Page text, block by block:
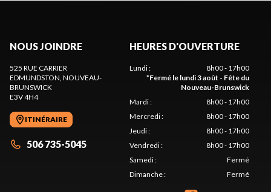
NOUS JOINDRE
525 RUE CARRIER
EDMUNDSTON , NOUVEAU-
BRUNSWICK
E3V 4H4
ITINÉRAIRE
506 735-5045
HEURES D'OUVERTURE
Lundi:
8h00 - 17h00
*Fermé le lundi 3 août - Fête du
Nouveau-Brunswick
Mardi:
8h00 - 17h00
Mercredi:
8h00 - 17h00
Jeudi:
8h00 - 17h00
Vendredi:
8h00 - 17h00
Samedi:
Fermé
Dimanche: Fermé